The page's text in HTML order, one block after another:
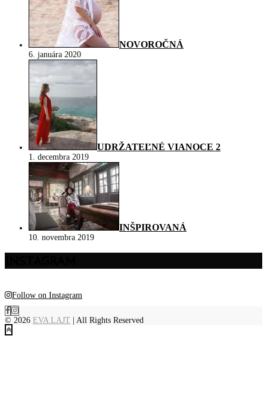
NOVOROČNÁ
6. januára 2020
UDRŽATEĽNÉ VIANOCE 2
1. decembra 2019
INŠPIROVANÁ
10. novembra 2019
Follow on Instagram
© 2026 EVA LAJT | All Rights Reserved